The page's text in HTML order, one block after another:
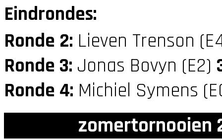
Eindrondes:
Ronde 2: Lieven Trenson
Ronde 3: Jonas Bovyn (E2)
Ronde 4: Michiel Symens
zomertornooien